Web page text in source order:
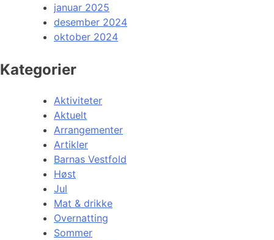
januar 2025
desember 2024
oktober 2024
Kategorier
Aktiviteter
Aktuelt
Arrangementer
Artikler
Barnas Vestfold
Høst
Jul
Mat & drikke
Overnatting
Sommer